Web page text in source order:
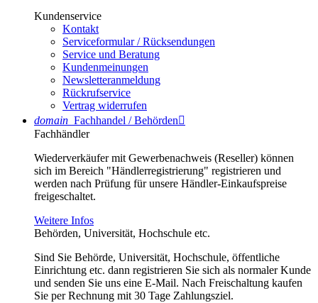
Kundenservice
Kontakt
Serviceformular / Rücksendungen
Service und Beratung
Kundenmeinungen
Newsletteranmeldung
Rückrufservice
Vertrag widerrufen
domain Fachhandel / Behörden
Fachhändler
Wiederverkäufer mit Gewerbenachweis (Reseller) können
sich im Bereich "Händlerregistrierung" registrieren und
werden nach Prüfung für unsere Händler-Einkaufspreise
freigeschaltet.
Weitere Infos
Behörden, Universität, Hochschule etc.
Sind Sie Behörde, Universität, Hochschule, öffentliche
Einrichtung etc. dann registrieren Sie sich als normaler Kunde
und senden Sie uns eine E-Mail. Nach Freischaltung kaufen
Sie per Rechnung mit 30 Tage Zahlungsziel.